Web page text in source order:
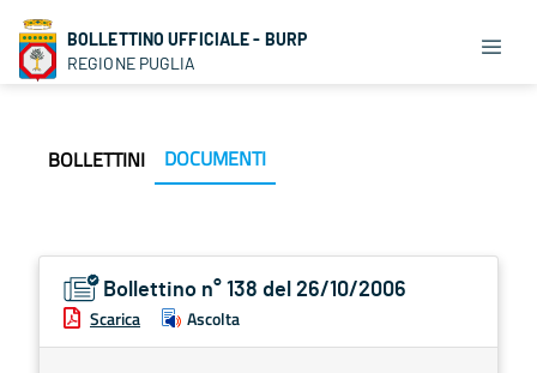
BOLLETTINO UFFICIALE - BURP
REGIONE PUGLIA
BOLLETTINI DOCUMENTI
Bollettino n° 138 del 26/10/2006
Scarica Ascolta